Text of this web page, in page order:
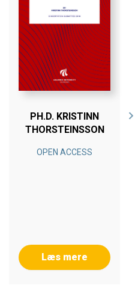
PH.D. KRISTINN
THORSTEINSSON
OPEN ACCESS
Læs mere